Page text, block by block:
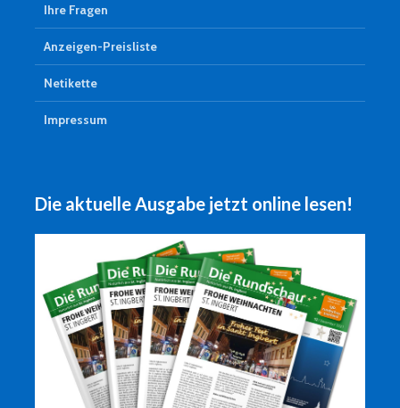
Ihre Fragen
Anzeigen-Preisliste
Netikette
Impressum
Die aktuelle Ausgabe jetzt online lesen!